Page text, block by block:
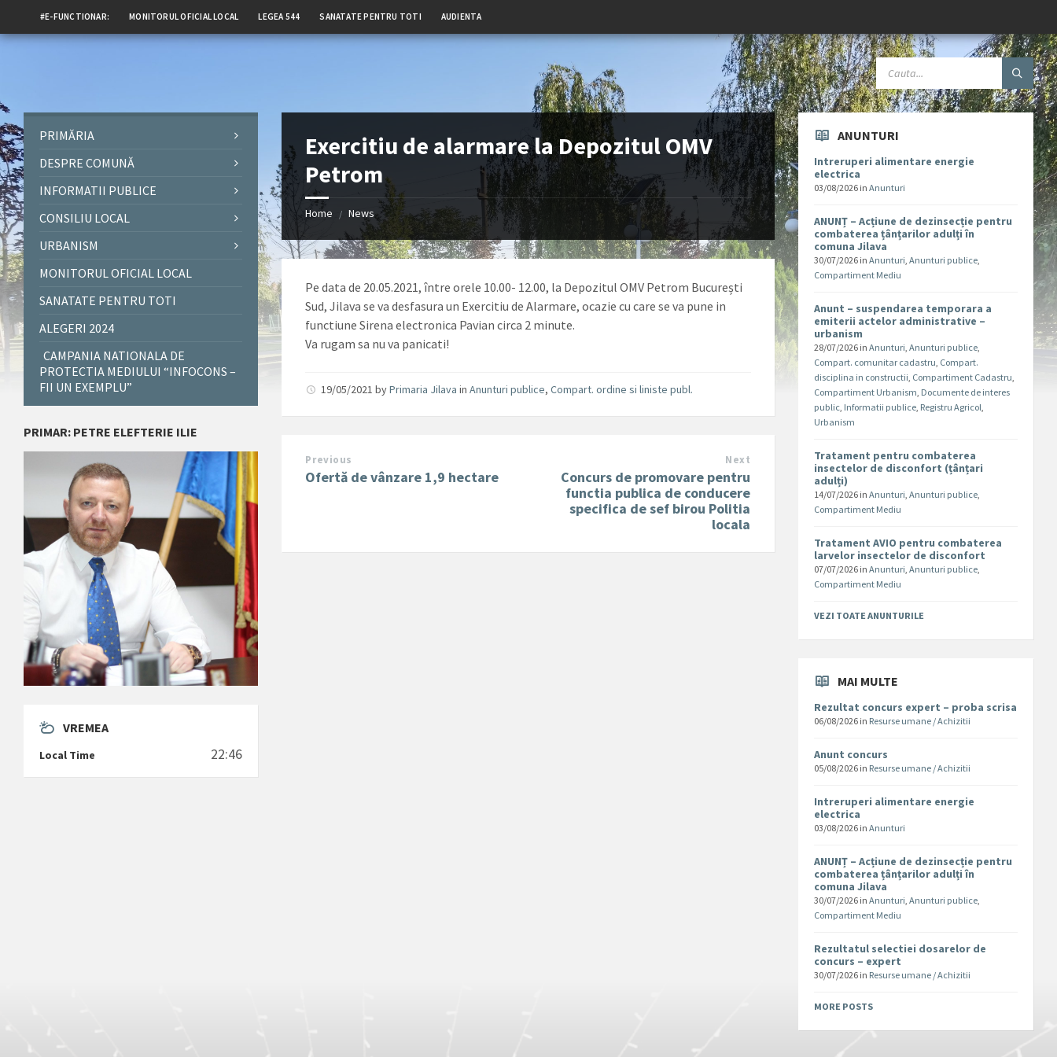
#E-FUNCTIONAR: MONITORUL OFICIAL LOCAL LEGEA 544 SANATATE PENTRU TOTI AUDIENTA
Exercitiu de alarmare la Depozitul OMV
Petrom
Home / News
Pe data de 20.05.2021, între orele 10.00- 12.00, la Depozitul OMV Petrom București
Sud, Jilava se va desfasura un Exercitiu de Alarmare, ocazie cu care se va pune in
functiune Sirena electronica Pavian circa 2 minute.
Va rugam sa nu va panicati!
19/05/2021byPrimaria Jilava inAnunturi publice,Compart. ordine si liniste publ.
Previous
Ofertă de vânzare 1,9 hectare
Next
Concurs de promovare pentru
functia publica de conducere
specifica de sef birou Politia
locala
PRIMĂRIA
DESPRE COMUNĂ
INFORMATII PUBLICE
CONSILIU LOCAL
URBANISM
MONITORUL OFICIAL LOCAL
SANATATE PENTRU TOTI
ALEGERI 2024
CAMPANIA NATIONALA DE
PROTECTIA MEDIULUI “INFOCONS –
FII UN EXEMPLU”
PRIMAR: PETRE ELEFTERIE ILIE
VREMEA
Local Time 22:46
ANUNTURI
Intreruperi alimentare energie
electrica
03/08/2026 inAnunturi
ANUNȚ – Acțiune de dezinsecție pentru
combaterea țânțarilor adulți în
comuna Jilava
30/07/2026 inAnunturi,Anunturi publice,
Compartiment Mediu
Anunt – suspendarea temporara a
emiterii actelor administrative –
urbanism
28/07/2026 inAnunturi,Anunturi publice,
Compart. comunitar cadastru, Compart.
disciplina in constructii, Compartiment Cadastru,
Compartiment Urbanism, Documente de interes
public, Informatii publice, Registru Agricol,
Urbanism
Tratament pentru combaterea
insectelor de disconfort (țânțari
adulți)
14/07/2026 inAnunturi,Anunturi publice,
Compartiment Mediu
Tratament AVIO pentru combaterea
larvelor insectelor de disconfort
07/07/2026 inAnunturi,Anunturi publice,
Compartiment Mediu
VEZI TOATE ANUNTURILE
MAI MULTE
Rezultat concurs expert – proba scrisa
06/08/2026 in Resurse umane / Achizitii
Anunt concurs
05/08/2026 in Resurse umane / Achizitii
Intreruperi alimentare energie
electrica
03/08/2026 inAnunturi
ANUNȚ – Acțiune de dezinsecție pentru
combaterea țânțarilor adulți în
comuna Jilava
30/07/2026 inAnunturi,Anunturi publice,
Compartiment Mediu
Rezultatul selectiei dosarelor de
concurs – expert
30/07/2026 in Resurse umane / Achizitii
MORE POSTS